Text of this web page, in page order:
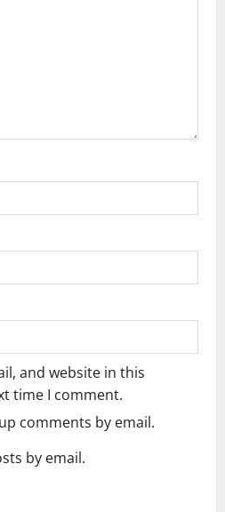
and website in this
time I comment.
comments by email.
by email.